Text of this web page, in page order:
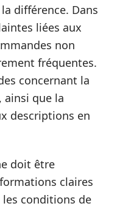
différence. Dans
liées aux
non
fréquentes.
concernant la
ainsi que la
descriptions en
doit être
claires
conditions de